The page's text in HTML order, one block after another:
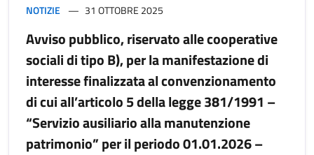
NOTIZIE 31 OTTOBRE 2025
Avviso pubblico, riservato alle cooperative
sociali di tipo B), per la manifestazione di
interesse finalizzata al convenzionamento
di cui all’articolo 5 della legge 381/1991 –
“Servizio ausiliario alla manutenzione
patrimonio” per il periodo 01.01.2026 –